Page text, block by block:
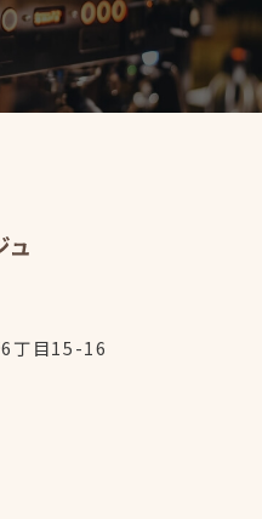
丁目15-16